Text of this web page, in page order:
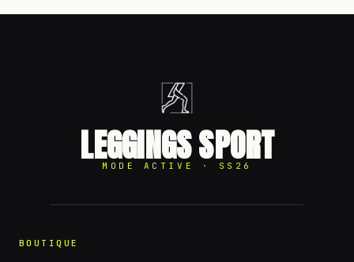
LEGGINGS SPORT
MODE ACTIVE · SS26
BOUTIQUE